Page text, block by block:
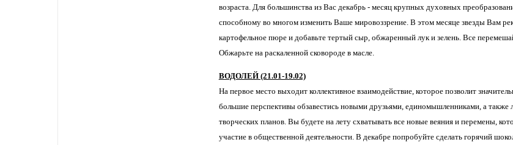
возраста. Для большинства из Вас декабрь - месяц крупных духовных
способному во многом изменить Ваше мировоззрение. В этом месяце звезды Вам
картофельное пюре и добавьте тертый сыр, обжаренный лук и зелень. Все
Обжарьте на раскаленной сковороде в масле.
ВОДОЛЕЙ (21.01-19.02)
На первое место выходит коллективное взаимодействие, которое позволит
большие перспективы обзавестись новыми друзьями, единомышленниками, а
творческих планов. Вы будете на лету схватывать все новые веяния и перемены,
участие в общественной деятельности. В декабре попробуйте сделать горячий